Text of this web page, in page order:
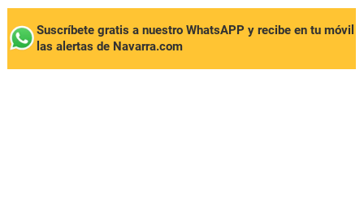
Suscríbete gratis a nuestro WhatsAPP y recibe en tu móvil
las alertas de Navarra.com